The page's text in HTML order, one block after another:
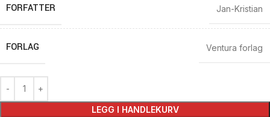
FORFATTER Jan-Kristian
FORLAG Ventura forlag
LEGG I HANDLEKURV